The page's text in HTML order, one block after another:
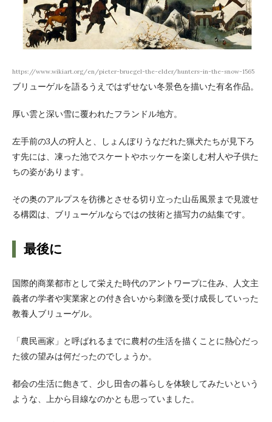
https://www.wikiart.org/en/pieter-bruegel-the-elder/hunters-in-the-snow-1565
ブリューゲルを語るうえではずせない冬景色を描いた有名作品。
厚い雲と深い雪に覆われたフランドル地方。
左手前の3人の狩人と、しょんぼりうなだれた猟犬たちが見下ろ
す先には、凍った池でスケートやホッケーを楽しむ村人や子供た
ちの姿があります。
その奥のアルプスを彷彿とさせる切り立った山岳風景まで見渡せ
る構図は、ブリューゲルならではの技術と描写力の結集です。
最後に
国際的商業都市として栄えた時代のアントワープに住み、人文主
義者の学者や実業家との付き合いから刺激を受け成長していった
教養人ブリューゲル。
「農民画家」と呼ばれるまでに農村の生活を描くことに熱心だっ
た彼の望みは何だったのでしょうか。
都会の生活に飽きて、少し田舎の暮らしを体験してみたいという
ような、上から目線なのかとも思っていました。